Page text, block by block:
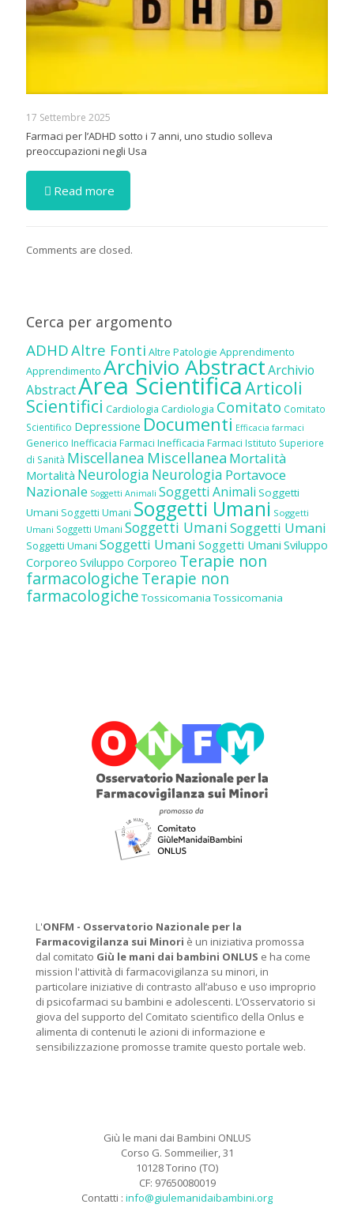
17 Settembre 2025
Farmaci per l’ADHD sotto i 7 anni, uno studio solleva
preoccupazioni negli Usa
Read more
Comments are closed.
Cerca per argomento
ADHDAltre Fonti Altre Patologie Apprendimento
Apprendimento Archivio AbstractArchivio
AbstractArea ScientificaArticoli
Scientifici Cardiologia Cardiologia Comitato Comitato
Scientifico Depressione Documenti Efficacia farmaci
Generico Inefficacia Farmaci Inefficacia Farmaci Istituto Superiore
di Sanità Miscellanea Miscellanea Mortalità
Mortalità Neurologia Neurologia Portavoce
Nazionale Soggetti Animali Soggetti Animali Soggetti
Umani Soggetti Umani Soggetti Umani Soggetti
Umani Soggetti Umani Soggetti UmaniSoggetti Umani
Soggetti Umani Soggetti Umani Soggetti Umani Sviluppo
Corporeo Sviluppo Corporeo Terapie non
farmacologicheTerapie non
farmacologiche Tossicomania Tossicomania
L'ONFM - Osservatorio Nazionale per la
Farmacovigilanza sui Minori è un iniziativa promossa
dal comitato Giù le mani dai bambini ONLUS e ha come
mission l'attività di farmacovigilanza su minori, in
particolare iniziative di contrasto all’abuso e uso improprio
di psicofarmaci su bambini e adolescenti. L’Osservatorio si
giova del supporto del Comitato scientifico della Onlus e
alimenta di contenuti le azioni di informazione e
sensibilizzazione promosse tramite questo portale web.
Giù le mani dai Bambini ONLUS
Corso G. Sommeilier, 31
10128 Torino (TO)
CF: 97650080019
Contatti : info@giulemanidaibambini.org